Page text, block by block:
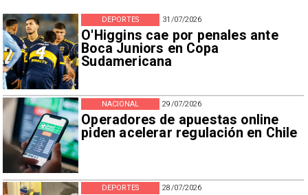
31/07/2026
O'Higgins cae por penales ante
Boca Juniors en Copa
Sudamericana
DEPORTES
29/07/2026
Operadores de apuestas online
piden acelerar regulación en Chile
NACIONAL
28/07/2026
DEPORTES